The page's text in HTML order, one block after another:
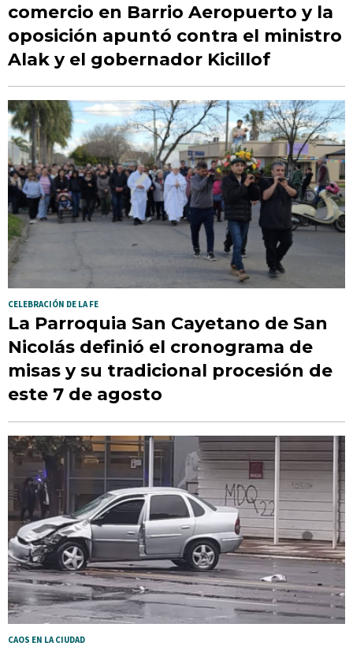
comercio en Barrio Aeropuerto y la
oposición apuntó contra el ministro
Alak y el gobernador Kicillof
CELEBRACIÓN DE LA FE
La Parroquia San Cayetano de San
Nicolás definió el cronograma de
misas y su tradicional procesión de
este 7 de agosto
CAOS EN LA CIUDAD